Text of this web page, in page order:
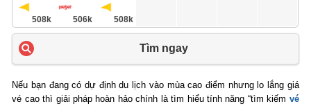
508k 506k 508k
Tìm ngay
Nếu bạn đang có dự định du lịch vào mùa cao điểm nhưng lo lắng giá
vé cao thì giải pháp hoàn hảo chính là tìm hiểu tính năng “tìm kiếm vé